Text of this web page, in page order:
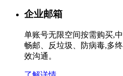
企业邮箱
单账号无限空间按需购买,
畅邮、反垃圾、防病毒,多
效沟通。